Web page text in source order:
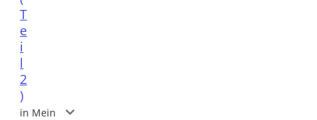
T
e
i
l
2
)
Reflexion auf das Seminar "Grundlagen der
in Mein